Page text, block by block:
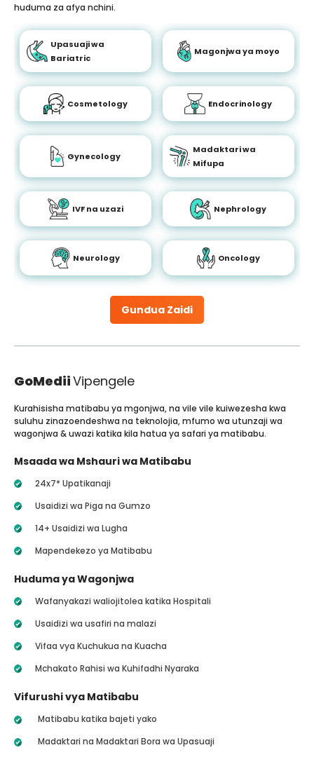
Gundua Zaidi
huduma za afya nchini.
Upasuaji wa
Bariatric
Magonjwa ya moyo
Cosmetology Endocrinology
Gynecology
Madaktari wa
Mifupa
IVF na uzazi Nephrology
Neurology Oncology
GoMediiVipengele
Kurahisisha matibabu ya mgonjwa, na vile vile kuiwezesha kwa
suluhu zinazoendeshwa na teknolojia, mfumo wa utunzaji wa
wagonjwa & uwazi katika kila hatua ya safari ya matibabu.
Msaada wa Mshauri wa Matibabu
24x7* Upatikanaji
Usaidizi wa Piga na Gumzo
14+ Usaidizi wa Lugha
Mapendekezo ya Matibabu
Huduma ya Wagonjwa
Wafanyakazi waliojitolea katika Hospitali
Usaidizi wa usafiri na malazi
Vifaa vya Kuchukua na Kuacha
Mchakato Rahisi wa Kuhifadhi Nyaraka
Vifurushi vya Matibabu
Matibabu katika bajeti yako
Madaktari na Madaktari Bora wa Upasuaji